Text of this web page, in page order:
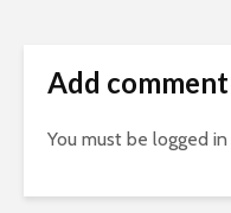
Add comment
You must be logged in